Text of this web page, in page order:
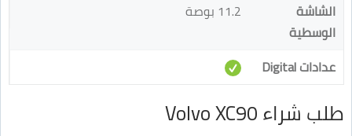
الشاشة
الوسطية
11.2 بوصة
عدادات Digital
طلب شراء Volvo XC90